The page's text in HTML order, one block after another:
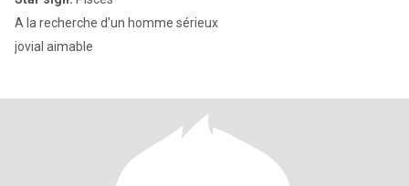
A la recherche d'un homme sérieux
jovial aimable